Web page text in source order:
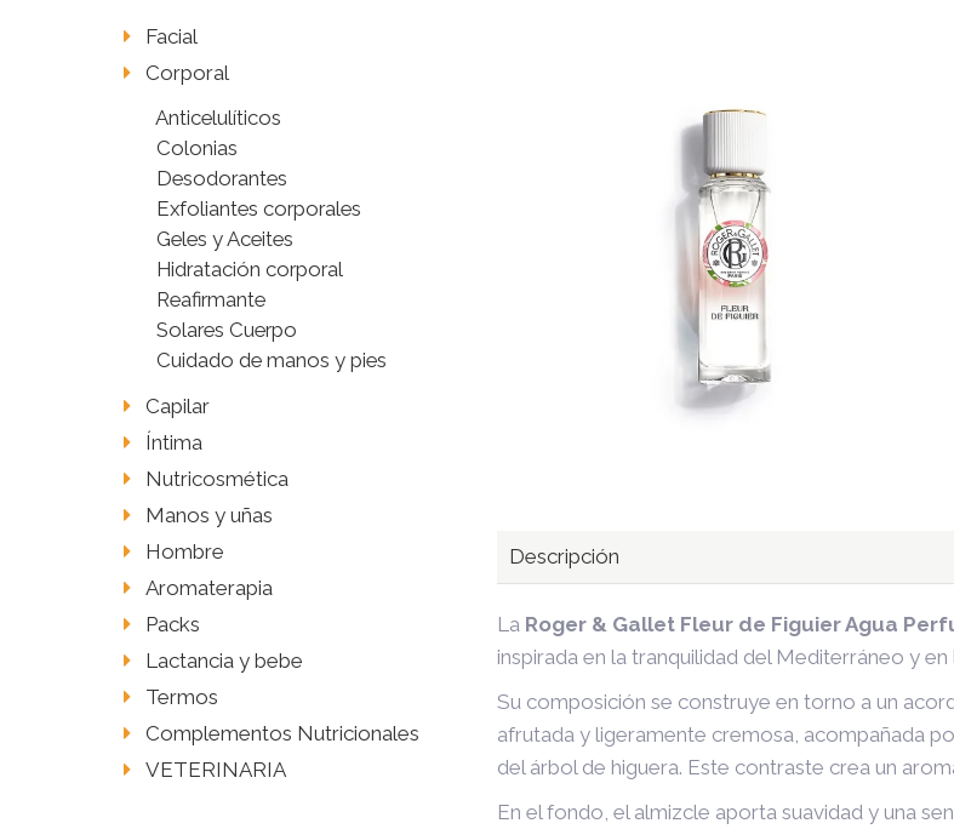
Descripción
La Roger & Gallet Fleur de Figuier Agua
inspirada en la tranquilidad del Mediterráneo y
Su composición se construye en torno a un
afrutada y ligeramente cremosa, acompañada
del árbol de higuera. Este contraste crea un
En el fondo, el almizcle aporta suavidad y una
Facial
Corporal
Anticelulíticos
Colonias
Desodorantes
Exfoliantes corporales
Geles y Aceites
Hidratación corporal
Reafirmante
Solares Cuerpo
Cuidado de manos y pies
Capilar
Íntima
Nutricosmética
Manos y uñas
Hombre
Aromaterapia
Packs
Lactancia y bebe
Termos
Complementos Nutricionales
VETERINARIA